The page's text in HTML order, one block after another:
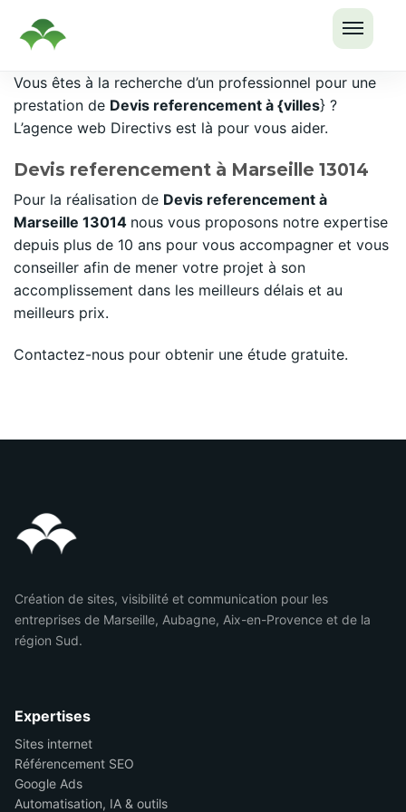
LE
Passer
au
contenu
Vous êtes à la recherche d’un professionnel pour une
prestation de Devis referencement à {villes} ?
L’agence web Directivs est là pour vous aider.
Devis referencement à Marseille 13014
Pour la réalisation de Devis referencement à
Marseille 13014 nous vous proposons notre expertise
depuis plus de 10 ans pour vous accompagner et vous
conseiller afin de mener votre projet à son
accomplissement dans les meilleurs délais et au
meilleurs prix.
Contactez-nous pour obtenir une étude gratuite.
Création de sites, visibilité et communication pour les
entreprises de Marseille, Aubagne, Aix-en-Provence et de la
région Sud.
Expertises
Sites internet
Référencement SEO
Google Ads
Automatisation, IA & outils